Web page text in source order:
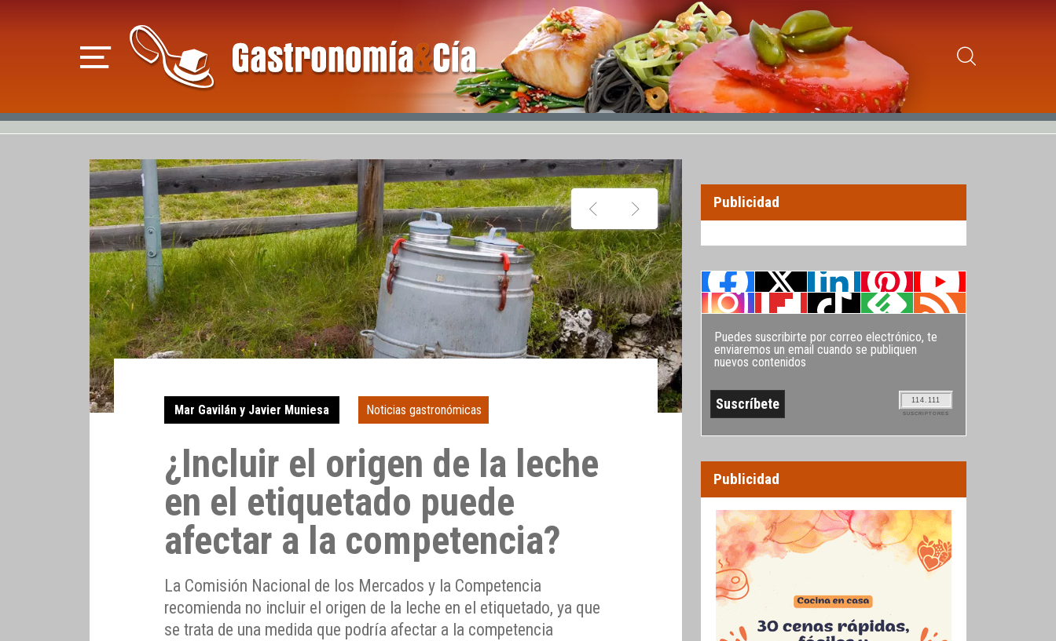
Mar Gavilán y Javier Muniesa Noticias gastronómicas
¿Incluir el origen de la leche
en el etiquetado puede
afectar a la competencia?
La Comisión Nacional de los Mercados y la Competencia
recomienda no incluir el origen de la leche en el etiquetado, ya que
se trata de una medida que podría afectar a la competencia
Publicidad
Puedes suscribirte por correo electrónico, te
enviaremos un email cuando se publiquen
nuevos contenidos
114.111
SUSCRIPTORES
Publicidad